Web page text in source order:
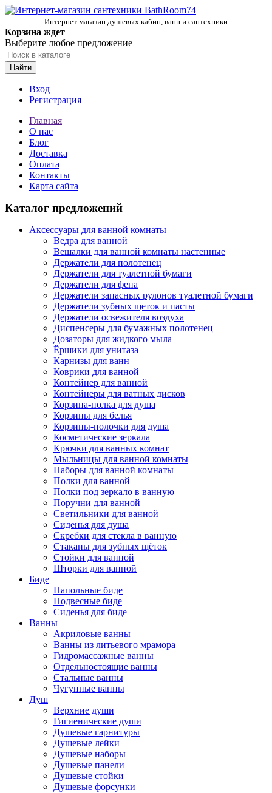
Интернет магазин душевых кабин, ванн и сантехники
Корзина ждет
Выберите любое предложение
Найти
Вход
Регистрация
Главная
О нас
Блог
Доставка
Оплата
Контакты
Карта сайта
Каталог предложений
Аксессуары для ванной комнаты
Ведра для ванной
Вешалки для ванной комнаты настенные
Держатели для полотенец
Держатели для туалетной бумаги
Держатели для фена
Держатели запасных рулонов туалетной бумаги
Держатели зубных щеток и пасты
Держатели освежителя воздуха
Диспенсеры для бумажных полотенец
Дозаторы для жидкого мыла
Ёршики для унитаза
Карнизы для ванн
Коврики для ванной
Контейнер для ванной
Контейнеры для ватных дисков
Корзина-полка для душа
Корзины для белья
Корзины-полочки для душа
Косметические зеркала
Крючки для ванных комнат
Мыльницы для ванной комнаты
Наборы для ванной комнаты
Полки для ванной
Полки под зеркало в ванную
Поручни для ванной
Светильники для ванной
Сиденья для душа
Скребки для стекла в ванную
Стаканы для зубных щёток
Стойки для ванной
Шторки для ванной
Биде
Напольные биде
Подвесные биде
Сиденья для биде
Ванны
Акриловые ванны
Ванны из литьевого мрамора
Гидромассажные ванны
Отдельностоящие ванны
Стальные ванны
Чугунные ванны
Душ
Верхние души
Гигиенические души
Душевые гарнитуры
Душевые лейки
Душевые наборы
Душевые панели
Душевые стойки
Душевые форсунки